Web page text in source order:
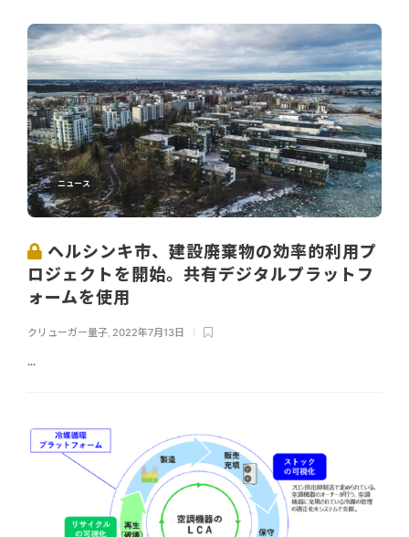
ニュース
ヘルシンキ市、建設廃棄物の効率的利用プ
ロジェクトを開始。共有デジタルプラットフ
ォームを使用
クリューガー量子 2022年7月13日
...